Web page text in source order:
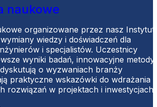
naukowe
organizowane przez nasz Instytut
wiedzy i doświadczeń dla
i specjalistów. Uczestnicy
wyniki badań, innowacyjne metody
o wyzwaniach branży
praktyczne wskazówki do wdrażania
rozwiązań w projektach i inwestycjach.